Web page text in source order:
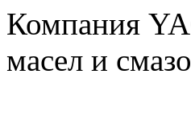
Компания
масел и